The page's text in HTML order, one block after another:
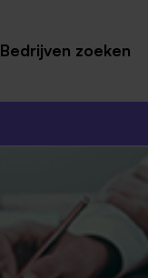
Bedrijven zoeken